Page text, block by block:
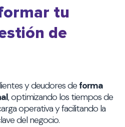
tu
de
y deudores deforma
, optimizando los tiempos de
operativa y facilitando la
del negocio.